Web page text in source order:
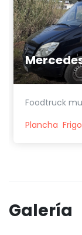
Foodtruck
Plancha
Galería